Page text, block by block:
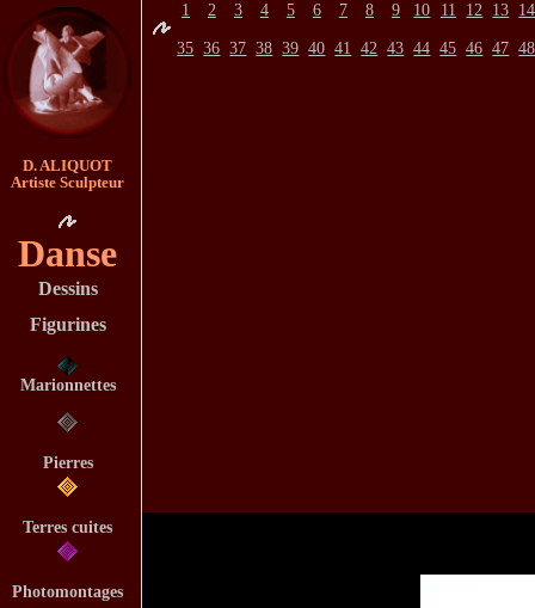
1 2 3 4 5 6 7 8 9 10 11 12 13 14
35 36 37 38 39 40 41 42 43 44 45 46 47 48
D. ALIQUOT
Artiste Sculpteur
Danse
Dessins
Figurines
Marionnettes
Pierres
Terres cuites
Photomontages